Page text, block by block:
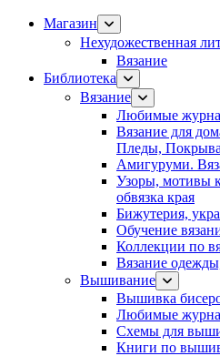
Магазин
Нехудожественная
Вязание
Библиотека
Вязание
Любимые
Вязание для
Пледы,
Амигуруми.
Узоры, мотивы
обвязка края
Бижутерия,
Обучение
Коллекции по
Вязание
Вышивание
Вышивка
Любимые
Схемы для
Книги по